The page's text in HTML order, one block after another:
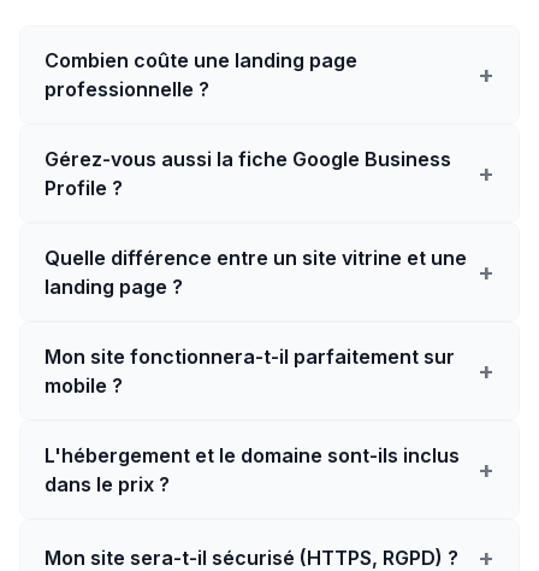
Combien coûte une landing page
professionnelle ?
+
Gérez-vous aussi la fiche Google Business
Profile ?
+
Quelle différence entre un site vitrine et une
landing page ?
+
Mon site fonctionnera-t-il parfaitement sur
mobile ?
+
L'hébergement et le domaine sont-ils inclus
dans le prix ?
+
Mon site sera-t-il sécurisé (HTTPS, RGPD) ? +